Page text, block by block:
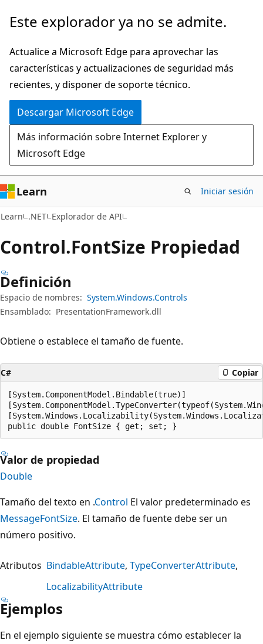
Ir
contenido
principal
Ir
la
navegación
en
la
página
Este explorador ya no se admite.
Actualice a Microsoft Edge para aprovechar las
características y actualizaciones de seguridad más
recientes, y disponer de soporte técnico.
Descargar Microsoft Edge
Más información sobre Internet Explorer y
Microsoft Edge
Learn Iniciar sesión
Learn .NET Explorador de API
Control.FontSize Propiedad
Definición
Espacio de nombres: System.Windows.Controls
Ensamblado: PresentationFramework.dll
Obtiene o establece el tamaño de fuente.
C# Copiar
[System.ComponentModel.Bindable(true)]
public double FontSize { get; set; }
Valor de propiedad
Double
Tamaño del texto en .Control El valor predeterminado es
MessageFontSize. El tamaño de fuente debe ser un
número positivo.
Atributos BindableAttribute TypeConverterAttribute
LocalizabilityAttribute
Ejemplos
En el ejemplo siguiente se muestra cómo establecer la